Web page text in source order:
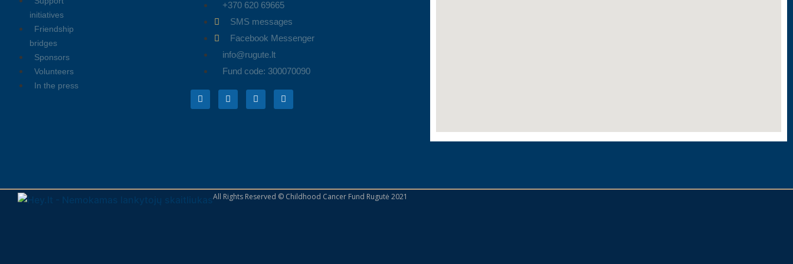
initiatives
Friendship
bridges
Sponsors
Volunteers
In the press
+370 620 69665
SMS messages
Facebook Messenger
info@rugute.lt
Fund code: 300070090
All Rights Reserved © Childhood Cancer Fund Rugutė 2021